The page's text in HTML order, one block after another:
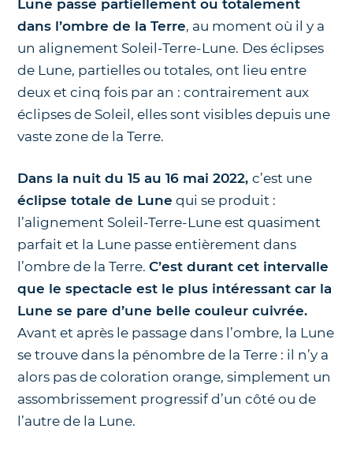
Lune passe partiellement ou totalement
dans l’ombre de la Terre, au moment où il y a
un alignement Soleil-Terre-Lune. Des éclipses
de Lune, partielles ou totales, ont lieu entre
deux et cinq fois par an : contrairement aux
éclipses de Soleil, elles sont visibles depuis une
vaste zone de la Terre.
Dans la nuit du 15 au 16 mai 2022,c’est une
éclipse totale de Lune qui se produit :
l’alignement Soleil-Terre-Lune est quasiment
parfait et la Lune passe entièrement dans
l’ombre de la Terre.C’est durant cet intervalle
que le spectacle est le plus intéressant car la
Lune se pare d’une belle couleur cuivrée.
Avant et après le passage dans l’ombre, la Lune
se trouve dans la pénombre de la Terre : il n’y a
alors pas de coloration orange, simplement un
assombrissement progressif d’un côté ou de
l’autre de la Lune.